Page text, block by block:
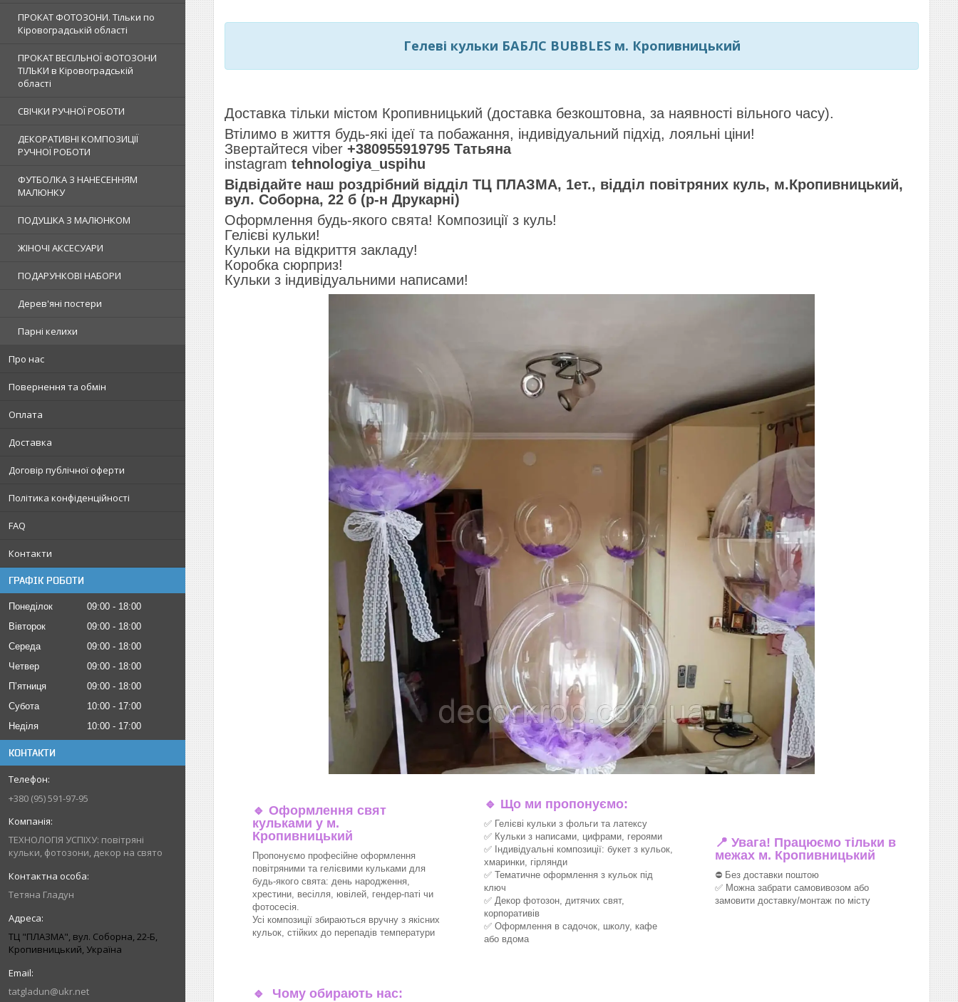
ПРОКАТ ФОТОЗОНИ. Тільки по
Кіровоградській області
ПРОКАТ ВЕСІЛЬНОЇ ФОТОЗОНИ
ТІЛЬКИ в Кіровоградській
області
СВІЧКИ РУЧНОЇ РОБОТИ
ДЕКОРАТИВНІ КОМПОЗИЦІЇ
РУЧНОЇ РОБОТИ
ФУТБОЛКА З НАНЕСЕННЯМ
МАЛЮНКУ
ПОДУШКА З МАЛЮНКОМ
ЖІНОЧІ АКСЕСУАРИ
ПОДАРУНКОВІ НАБОРИ
Дерев'яні постери
Парні келихи
Про нас
Повернення та обмін
Оплата
Доставка
Договір публічної оферти
Політика конфіденційності
FAQ
Контакти
ГРАФІК РОБОТИ
Понеділок 09:00
18:00
Вівторок
09:00
18:00
Середа
09:00
18:00
Четвер
09:00
18:00
Пʼятниця
09:00
18:00
Субота
10:00
17:00
Неділя
10:00 17:00
КОНТАКТИ
+380 (95) 591-97-95
ТЕХНОЛОГІЯ УСПІХУ: повітряні
кульки, фотозони, декор на свято
Тетяна Гладун
ТЦ "ПЛАЗМА", вул. Соборна, 22-Б,
Кропивницький, Україна
tatgladun@ukr.net
Гелеві кульки БАБЛС BUBBLES м. Кропивницький
Доставка тільки містом Кропивницький (доставка безкоштовна, за наявності вільного часу).
Втілимо в життя будь-які ідеї та побажання, індивідуальний підхід, лояльні ціни!
Звертайтеся viber +380955919795 Татьяна
instagram tehnologiya_uspihu
Відвідайте наш роздрібний відділ ТЦ ПЛАЗМА, 1ет., відділ повітряних куль, м.Кропивницький,
вул. Соборна, 22 б (р-н Друкарні)
Оформлення будь-якого свята! Композиції з куль!
Гелієві кульки!
Кульки на відкриття закладу!
Коробка сюрприз!
Кульки з індивідуальними написами!
🔹 Оформлення свят
кульками у м.
Кропивницький
Пропонуємо професійне оформлення
повітряними та гелієвими кульками для
будь-якого свята: день народження,
хрестини, весілля, ювілей, гендер-паті чи
фотосесія.
Усі композиції збираються вручну з якісних
кульок, стійких до перепадів температури
🔹 Що ми пропонуємо:
✅ Гелієві кульки з фольги та латексу
✅ Кульки з написами, цифрами, героями
✅ Індивідуальні композиції: букет з кульок,
хмаринки, гірлянди
✅ Тематичне оформлення з кульок під
ключ
✅ Декор фотозон, дитячих свят,
корпоративів
✅ Оформлення в садочок, школу, кафе
або вдома
📍 Увага! Працюємо тільки в
межах м. Кропивницький
⛔ Без доставки поштою
✅ Можна забрати самовивозом або
замовити доставку/монтаж по місту
🔹 Чому обирають нас: